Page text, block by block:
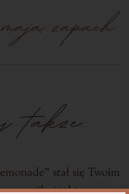
zapach
także:
stał się Twoim
wypróbuj także: